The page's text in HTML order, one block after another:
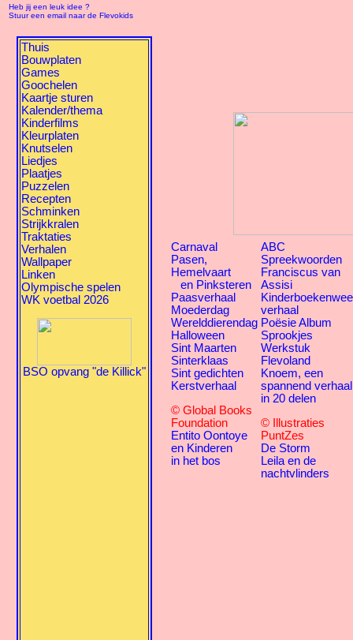
Heb jij een leuk idee ?
Stuur een email naar de Flevokids
Thuis
Bouwplaten
Games
Goochelen
Kaartje sturen
Kalender/thema
Kinderfilms
Kleurplaten
Knutselen
Liedjes
Plaatjes
Puzzelen
Recepten
Schminken
Strijkkralen
Traktaties
Verhalen
Wallpaper
Linken
Olympische spelen
WK voetbal 2026
BSO opvang "de Killick"
Carnaval
Pasen,
Hemelvaart
en Pinksteren
Paasverhaal
Moederdag
Werelddierendag
Halloween
Sint Maarten
Sinterklaas
Sint gedichten
Kerstverhaal
© Global Books
Foundation
Entito Oontoye
en Kinderen
in het bos
ABC
Spreekwoorden
Franciscus van
Assisi
verhaal
Poësie Album
Sprookjes
Werkstuk
Flevoland
Knoem, een
spannend verhaal
in 20 delen
© Illustraties
PuntZes
De Storm
Leila en de
nachtvlinders